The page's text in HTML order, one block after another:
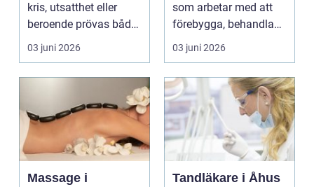
kris, utsatthet eller
beroende prövas både
yrkesrollen o...
03 juni 2026
som arbetar med att
förebygga, behandla
och lindra problem...
03 juni 2026
Massage i
Tandläkare i Åhus